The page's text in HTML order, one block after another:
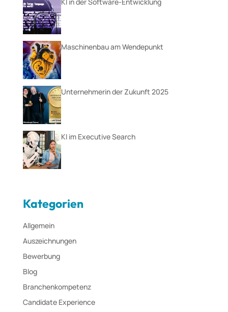
KI in der Software-Entwicklung
Maschinenbau am Wendepunkt
Unternehmerin der Zukunft 2025
KI im Executive Search
Kategorien
Allgemein
Auszeichnungen
Bewerbung
Blog
Branchenkompetenz
Candidate Experience